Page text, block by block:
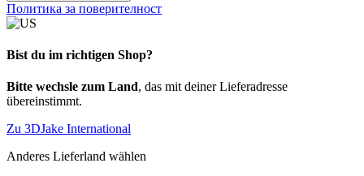
Политика за поверителност
Bist du im richtigen Shop?
Bitte wechsle zum Land, das mit deiner Lieferadresse
übereinstimmt.
Zu 3DJake International
Anderes Lieferland wählen